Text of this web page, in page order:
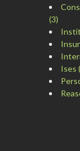
(3)
Ises